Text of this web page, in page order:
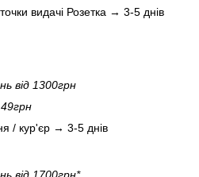
точки видачі Розетка → 3-5 днів
від 1300грн
/ кур'єр → 3-5 днів